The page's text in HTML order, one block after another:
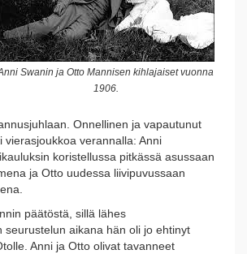
Swanin ja Otto Mannisen kihlajaiset vuonna
1906.
Onnellinen ja vapautunut
vierasjoukkoa verannalla: Anni
koristellussa pitkässä asussaan
ja Otto uudessa liivipuvussaan
päätöstä, sillä lähes
seurustelun aikana hän oli jo ehtinyt
Anni ja Otto olivat tavanneet